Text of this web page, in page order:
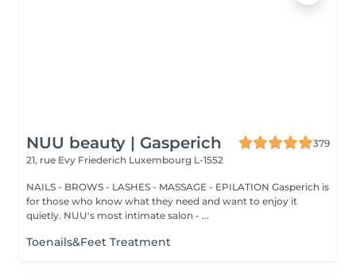
NUU beauty | Gasperich
379
21, rue Evy Friederich Luxembourg L-1552
NAILS - BROWS - LASHES - MASSAGE - EPILATION Gasperich is
for those who know what they need and want to enjoy it
quietly. NUU's most intimate salon - ...
Toenails&Feet Treatment